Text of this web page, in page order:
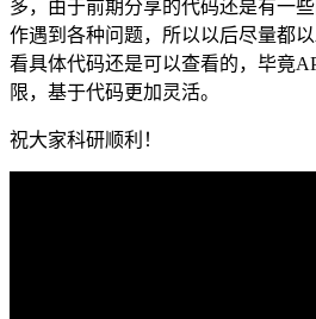
多，由于前期分享的代码还是有一
作遇到各种问题，所以以后尽量都
看具体代码还是可以查看的，毕竟
限，基于代码更加灵活。
祝大家科研顺利！